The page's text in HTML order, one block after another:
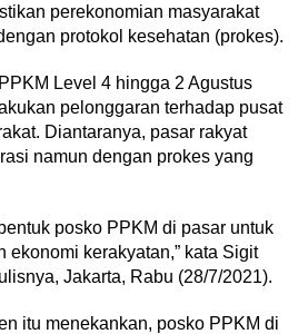
perekonomian masyarakat
protokol kesehatan (prokes).
Level 4 hingga 2 Agustus
pelonggaran terhadap pusat
Diantaranya, pasar rakyat
namun dengan prokes yang
posko PPKM di pasar untuk
ekonomi kerakyatan,” kata Sigit
Jakarta, Rabu (28/7/2021).
itu menekankan, posko PPKM di